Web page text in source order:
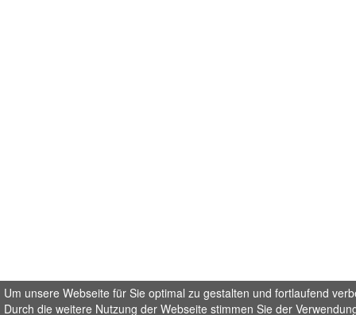
Um unsere Webseite für Sie optimal zu gestalten und fortlaufend
Durch die weitere Nutzung der Webseite stimmen Sie der